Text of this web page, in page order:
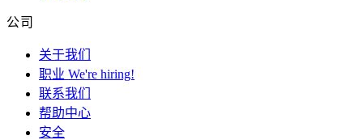
公司
关于我们
职业 We're hiring!
联系我们
帮助中心
安全